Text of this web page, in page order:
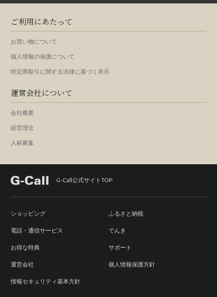
ご利用にあたって
お買い物について
個人情報の保護について
特定商取引に関する法律に基づく表示
運営会社について
会社概要
経営理念
人材募集
G-Call公式サイトTOP
ショッピング ふるさと納税
電話・通信サービス でんき
お得な特典 サポート
運営会社 個人情報保護方針
情報セキュリティ基本方針